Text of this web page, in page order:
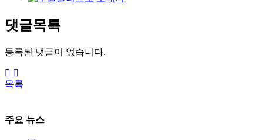
댓글목록
등록된 댓글이 없습니다.
목록
주요 뉴스